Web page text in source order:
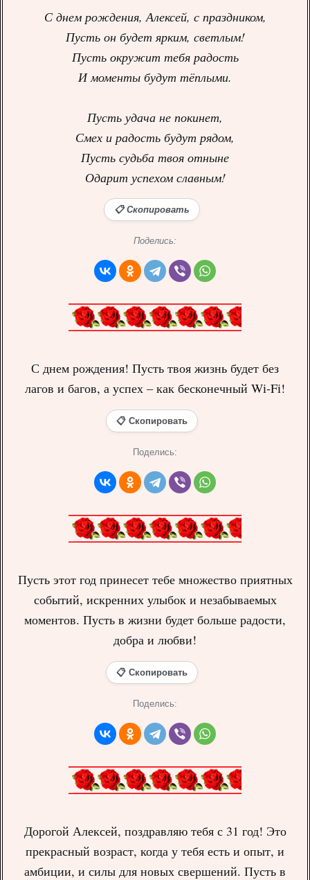
С днем рождения, Алексей, с праздником,
Пусть он будет ярким, светлым!
Пусть окружит тебя радость
И моменты будут тёплыми.
Пусть удача не покинет,
Смех и радость будут рядом,
Пусть судьба твоя отныне
Одарит успехом славным!
📋 Скопировать
Поделись:
С днем рождения! Пусть твоя жизнь будет без
лагов и багов, а успех – как бесконечный Wi-Fi!
📋 Скопировать
Поделись:
Пусть этот год принесет тебе множество приятных
событий, искренних улыбок и незабываемых
моментов. Пусть в жизни будет больше радости,
добра и любви!
📋 Скопировать
Поделись:
Дорогой Алексей, поздравляю тебя с 31 год! Это
прекрасный возраст, когда у тебя есть и опыт, и
амбиции, и силы для новых свершений. Пусть в